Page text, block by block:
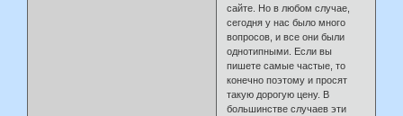
сайте. Но в любом случае,
сегодня у нас было много
вопросов, и все они были
однотипными. Если вы
пишете самые частые, то
конечно поэтому и просят
такую дорогую цену. В
большинстве случаев эти